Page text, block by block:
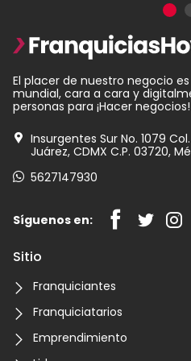
El placer de nuestro negocio
mundial, cara a cara y
personas para ¡Hacer negocios!
Insurgentes Sur No. 1079
Juárez, CDMX C.P. 03720,
5627147930
Síguenos en:
Sitio
Franquiciantes
Franquiciatarios
Emprendimiento